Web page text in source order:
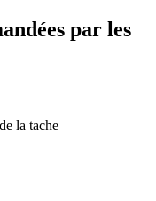
par les
la tache